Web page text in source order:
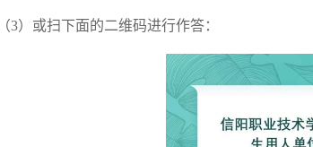
3）或扫下面的二维码进行作答：